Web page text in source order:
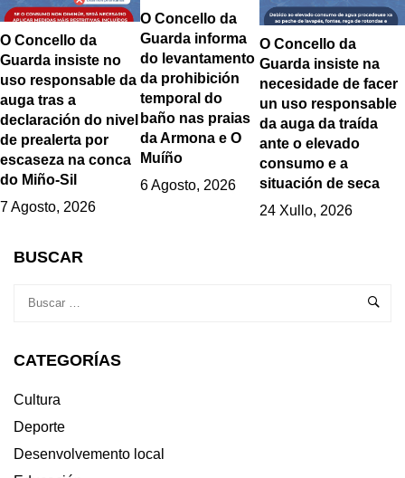
O Concello da
Guarda insiste no
uso responsable da
auga tras a
declaración do nivel
de prealerta por
escaseza na conca
do Miño-Sil
7 Agosto, 2026
O Concello da
Guarda informa
do levantamento
da prohibición
temporal do
baño nas praias
da Armona e O
Muíño
6 Agosto, 2026
O Concello da
Guarda insiste na
necesidade de facer
un uso responsable
da auga da traída
ante o elevado
consumo e a
situación de seca
24 Xullo, 2026
BUSCAR
CATEGORÍAS
Cultura
Deporte
Desenvolvemento local